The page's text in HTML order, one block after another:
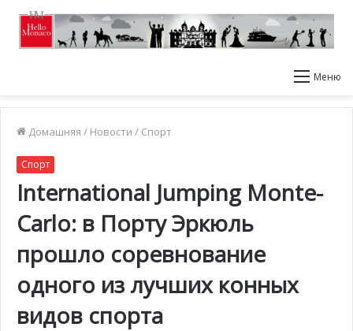
Меню
Домашняя / Новости / Спорт
Спорт
International Jumping Monte-
Carlo: в Порту Эркюль
прошло соревнование
одного из лучших конных
видов спорта